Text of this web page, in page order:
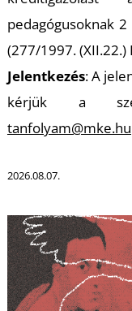
pedagógusoknak
(277/1997.
Jelentkezés: A
kérjük a
tanfolyam@mke.hu
2026.08.07.